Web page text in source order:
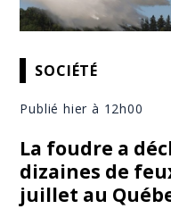
SOCIÉTÉ
Publié hier à 12h00
La foudre a
dizaines de
juillet au